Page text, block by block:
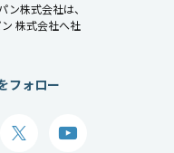
株式会社は、
株式会社へ社
フォロー